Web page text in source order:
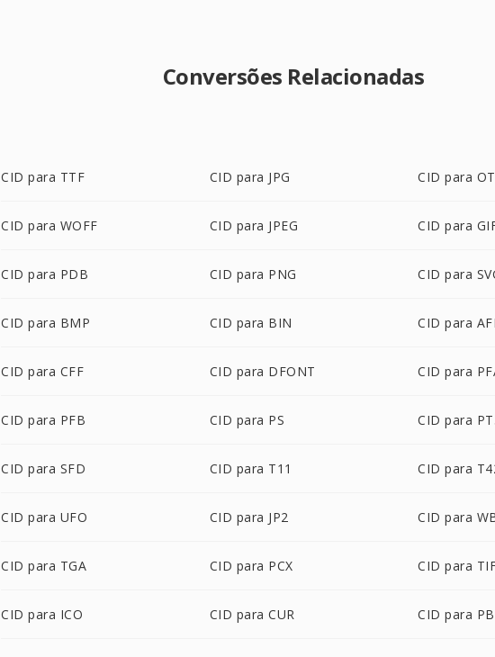
Conversões Relacionadas
CID para TTF CID para JPG CID para
CID para WOFF CID para JPEG CID para
CID para PDB CID para PNG CID para
CID para BMP CID para BIN CID para
CID para CFF CID para DFONT CID para
CID para PFB CID para PS CID para
CID para SFD CID para T11 CID para
CID para UFO CID para JP2 CID para
CID para TGA CID para PCX CID para
CID para ICO CID para CUR CID para